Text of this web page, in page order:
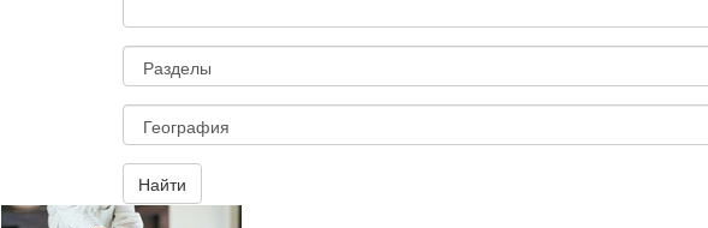
Найти